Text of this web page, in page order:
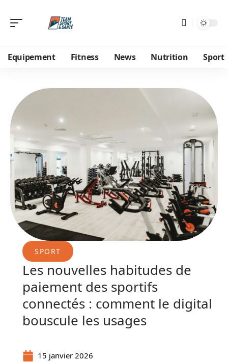
Equipement Fitness News Nutrition Sport
SPORT
Les nouvelles habitudes de
paiement des sportifs
connectés : comment le digital
bouscule les usages
15 janvier 2026